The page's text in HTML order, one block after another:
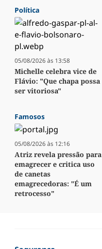
Política
05/08/2026 às 13:58
Michelle celebra vice de
Flávio: "Que chapa possa
ser vitoriosa"
Famosos
05/08/2026 às 12:16
Atriz revela pressão para
emagrecer e critica uso
de canetas
emagrecedoras: "É um
retrocesso"